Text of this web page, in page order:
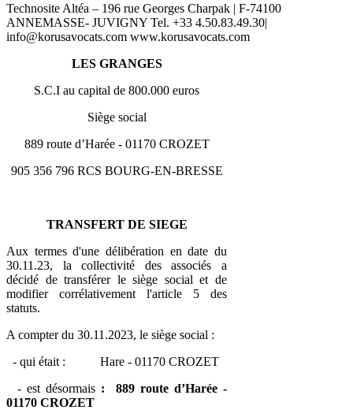
Technosite Altéa – 196 rue Georges Charpak | F-74100
ANNEMASSE- JUVIGNY Tel. +33 4.50.83.49.30|
info@korusavocats.com www.korusavocats.com
LES GRANGES
S.C.I au capital de 800.000 euros
Siège social
889 route d’Harée - 01170 CROZET
905 356 796 RCS BOURG-EN-BRESSE
TRANSFERT DE SIEGE
Aux termes d'une délibération en date du
30.11.23, la collectivité des associés a
décidé de transférer le siège social et de
modifier corrélativement l'article 5 des
statuts.
A compter du 30.11.2023, le siège social :
- qui était : Hare - 01170 CROZET
- est désormais : 889 route d’Harée -
01170 CROZET